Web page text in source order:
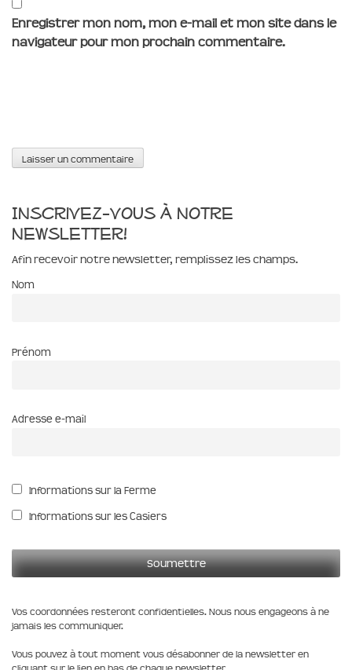
Enregistrer mon nom, mon e-mail et mon site dans le
navigateur pour mon prochain commentaire.
Inscrivez-vous à notre
newsletter!
Afin recevoir notre newsletter, remplissez les champs.
Nom
Prénom
Adresse e-mail
Informations sur la Ferme
Informations sur les Casiers
Vos coordonnées resteront confidentielles. Nous nous engageons à ne
jamais les communiquer.
Vous pouvez à tout moment vous désabonner de la newsletter en